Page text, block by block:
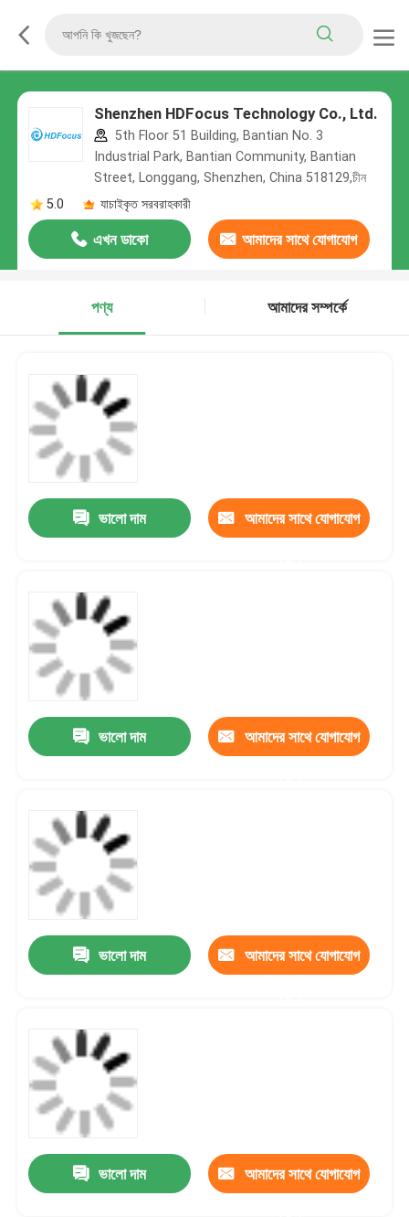
Shenzhen HDFocus Technology Co., Ltd.
5th Floor 51 Building, Bantian No. 3
Industrial Park, Bantian Community, Bantian
Street, Longgang, Shenzhen, China 518129,চীন
5.0
যাচাইকৃত সরবরাহকারী
এখন ডাকো আমাদের সাথে যোগাযোগ
পণ্য
আমাদের সম্পর্কে
ভালো দাম আমাদের সাথে যোগাযোগ
ভালো দাম আমাদের সাথে যোগাযোগ
ভালো দাম আমাদের সাথে যোগাযোগ
ভালো দাম আমাদের সাথে যোগাযোগ